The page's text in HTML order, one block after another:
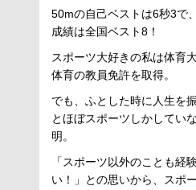
50mの自己ベストは6秒3で
成績は全国ベスト8！
スポーツ大好きの私は体育
体育の教員免許を取得。
でも、ふとした時に人生を
とほぼスポーツしかしてい
明。
「スポーツ以外のことも経
い！」との思いから、スポ